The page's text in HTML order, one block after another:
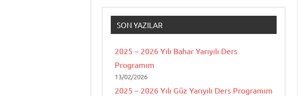
SON YAZILAR
2025 – 2026 Yılı Bahar Yarıyılı Ders
Programım
13/02/2026
2025 – 2026 Yılı Güz Yarıyılı Ders Programım